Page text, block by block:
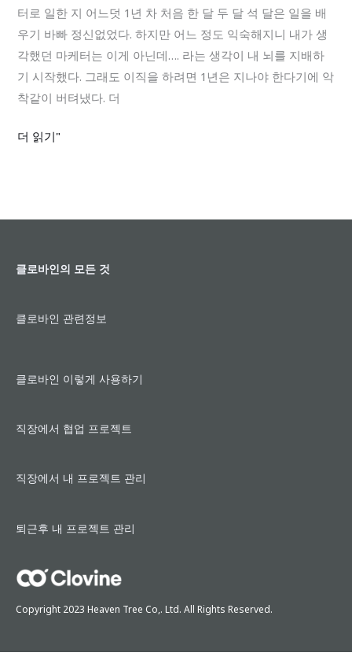
터로 일한 지 어느덧 1년 차 처음 한 달 두 달 석 달은 일을 배
우기 바빠 정신없었다. 하지만 어느 정도 익숙해지니 내가 생
각했던 마케터는 이게 아닌데…. 라는 생각이 내 뇌를 지배하
기 시작했다. 그래도 이직을 하려면 1년은 지나야 한다기에 악
착같이 버텨냈다. 더
OOOO
로
이
직
준
한
더 읽기"
클로바인의 모든 것
클로바인 관련정보
클로바인 이렇게 사용하기
직장에서 협업 프로젝트
직장에서 내 프로젝트 관리
퇴근후 내 프로젝트 관리
Copyright 2023 Heaven Tree Co,. Ltd. All Rights Reserved.